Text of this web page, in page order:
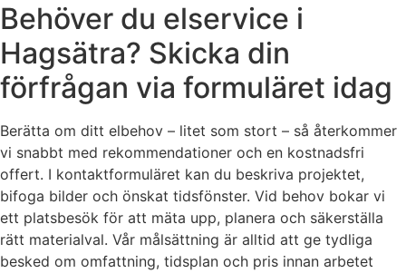
Behöver du elservice i
Hagsätra? Skicka din
förfrågan via formuläret idag
Berätta om ditt elbehov – litet som stort – så återkommer
vi snabbt med rekommendationer och en kostnadsfri
offert. I kontaktformuläret kan du beskriva projektet,
bifoga bilder och önskat tidsfönster. Vid behov bokar vi
ett platsbesök för att mäta upp, planera och säkerställa
rätt materialval. Vår målsättning är alltid att ge tydliga
besked om omfattning, tidsplan och pris innan arbetet